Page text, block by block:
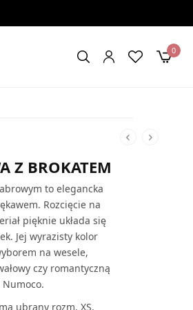
0
Z BROKATEM
to elegancka
Rozcięcie na
pięknie układa się
Jej wyrazisty kolor
na wesele,
czy romantyczną
ubrany rozm. XS.